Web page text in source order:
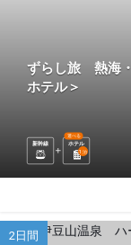
ずらし旅 熱海
ホテル＞
新幹線 ホテル
選べる
1 泊
2日間